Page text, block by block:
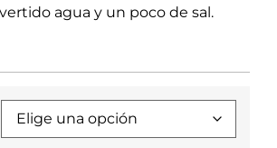
agua y un poco de sal.